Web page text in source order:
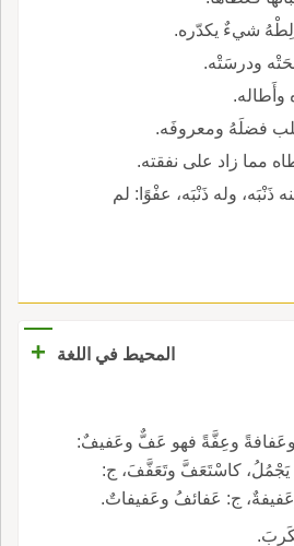
شيءٌ يكدّره.
ودرسَتْه.
وأَطاله.
فضلَهُ ومعروفَه.
مما زاد على نفقته.
ذَنْبَه، وله ذَنْبَه، عفْوًا: لم
المحيط في اللغة +
وعِفَّةً فهو عَفٌّ وعَفيفٌ:
يَجْمُلُ، كاسْتَعَفَّ وتَعَفَّفَ، ج:
ج: عَفائفُ وعَفيفاتٌ.